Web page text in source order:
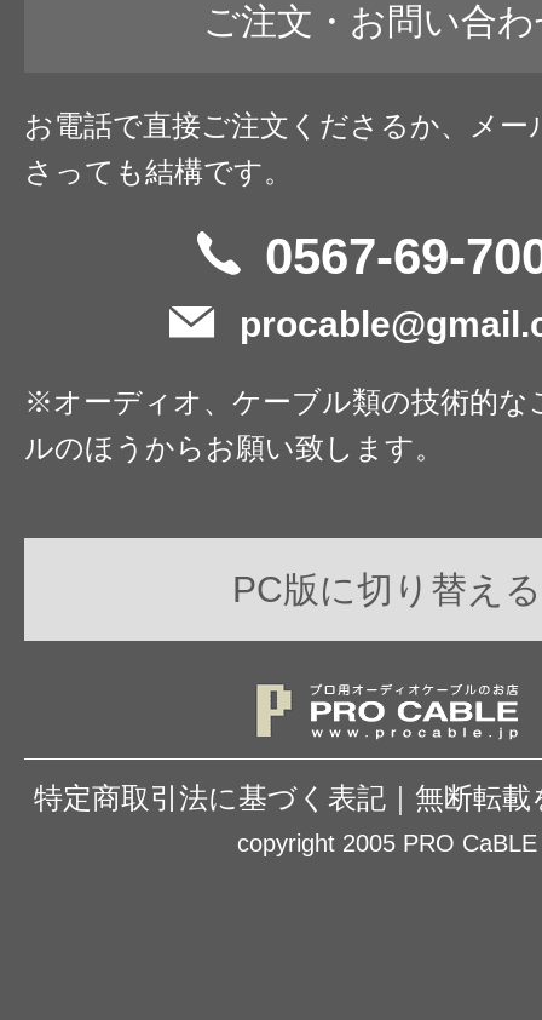
ご注文・お問い合
お電話で直接ご注文くださるか、メー
さっても結構です。
0567-69-
※オーディオ、ケーブル類の技術的な
ルのほうからお願い致します。
PC版に切り替える
特定商取引法に基づく表記 無断転載
copyright 2005 PRO CaBLE